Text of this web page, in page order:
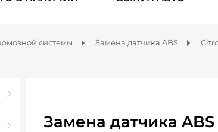
системы Замена датчика ABS
Замена датчика